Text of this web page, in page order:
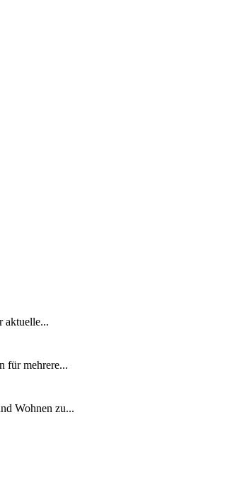
aktuelle...
für mehrere...
Wohnen zu...